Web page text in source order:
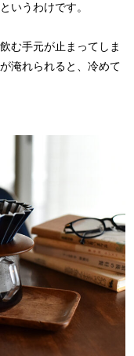
いうわけです。
む手元が止まってしま
淹れられると、冷めて